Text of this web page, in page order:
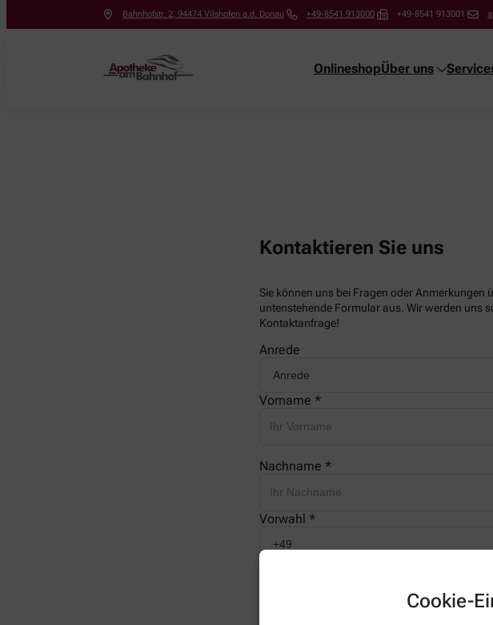
Cookie-
Bahnhofstr. 2, 94474 Vilshofen a.d. Donau +49-8541 913000 +49-8541 913001
OnlineshopÜber uns
Kontaktieren Sie uns
Sie können uns bei Fragen oder
untenstehende Formular aus. Wir werden uns
Kontaktanfrage!
Anrede
Vorname *
Nachname *
Vorwahl *